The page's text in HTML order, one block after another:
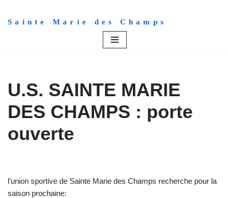
Aller
Sainte Marie des Champs
U.S. SAINTE MARIE
DES CHAMPS : porte
ouverte
l’union sportive de Sainte Marie des Champs recherche pour la
saison prochaine: